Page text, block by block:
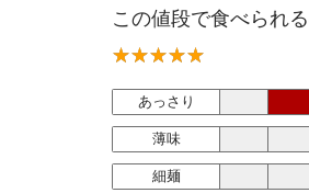
この値段で食べられ
あっさり
薄味
細麺